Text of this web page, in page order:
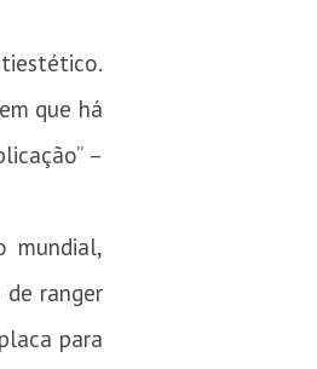
que há
–
mundial,
ranger
para